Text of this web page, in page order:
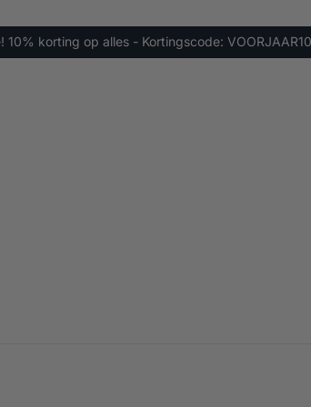
10% korting op alles - Kortingscode: VOORJAAR10